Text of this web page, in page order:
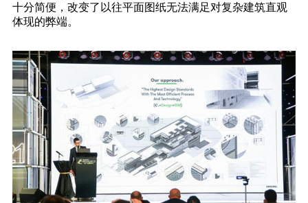
十分简便，改变了以往平面图纸无法满足对复杂建筑直观
体现的弊端。